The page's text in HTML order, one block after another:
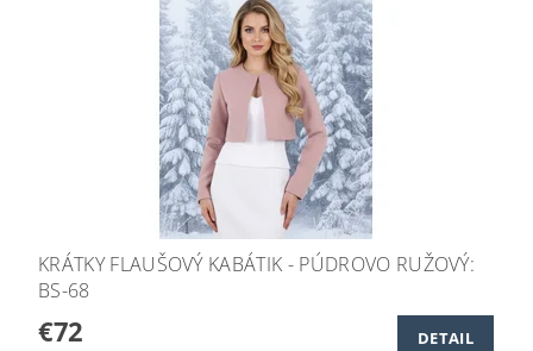
KRÁTKY FLAUŠOVÝ KABÁTIK - PÚDROVO RUŽOVÝ:
BS-68
€72 DETAIL